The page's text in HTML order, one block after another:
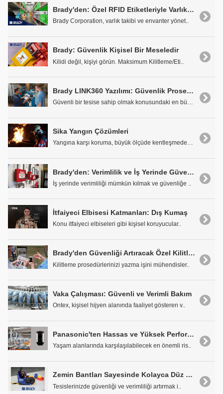
Brady'den: Özel RFID Etiketleriyle Varlıkları Verimli Bir Biçimde Takip Edin
Brady Corporation, varlık takibi ve envanter yönet..
Brady: Güvenlik Kişisel Bir Meseledir
Kilidi değil, kişiyi görün. Maksimum Kilitleme/Eti..
Brady LINK360 Yazılımı: Güvenlik Prosedürlerinizi Görüntüleyin ve Yönetin
Güvenli bir tesise sahip olmak konusundaki en büyü..
Sika Yangın Çözümleri
Yangına karşı koruma, büyük ölçüde kentleşmeden do..
Brady'den: Verimlilik ve İş Yerinde Güvenliğe Gereken Özenin Gösterilmesini Sağlar
İş yerinde verimliliği mümkün kılmak ve güvenliğe ..
İtfaiyeci Elbisesi Katmanları: Dış Kumaş
Konu itfaiyeci elbiseleri gibi kişisel koruyucular..
Brady'den Güvenliği Artıracak Özel Kilitleme Prosedürleri
Kilitleme prosedürlerinizi yazma işini mühendisler..
Vaka Çalışması: Güvenli ve Verimli Bakım
Ontex, kişisel hijyen alanında faaliyet gösteren v..
Panasonic'ten Hassas ve Yüksek Performanslı Yangın Algılama
Yaşam alanlarında karşılaşılabilecek en önemli ris..
Zemin Bantları Sayesinde Kolayca Düz Çizgiler Çizin
Tesislerinizde güvenliği ve verimliliği artırmak i..